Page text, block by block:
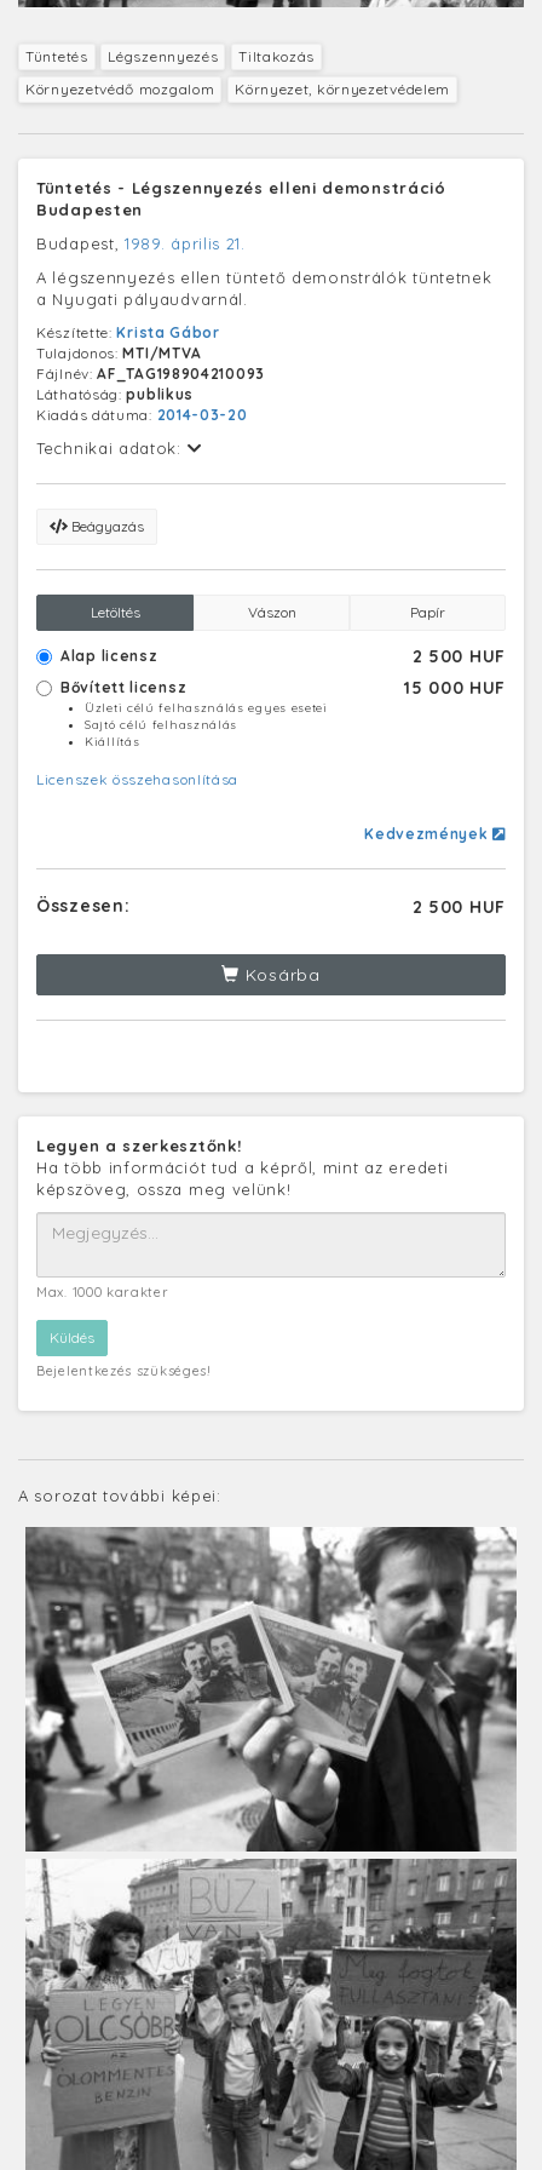
Tüntetés Légszennyezés
Tiltakozás
Környezetvédő mozgalom
Környezet, környezetvédelem
Tüntetés - Légszennyezés elleni demonstráció
Budapesten
Budapest, 1989. április 21.
A légszennyezés ellen tüntető demonstrálók tüntetnek
a Nyugati pályaudvarnál.
Készítette:Krista Gábor
Tulajdonos:MTI/MTVA
Fájlnév:AF_TAG198904210093
Láthatóság:publikus
Kiadás dátuma: 2014-03-20
Technikai adatok:
Beágyazás
Letöltés Vászon Papír
Alap licensz 2 500 HUF
Bővített licensz 15 000 HUF
Üzleti célú felhasználás egyes esetei
Sajtó célú felhasználás
Kiállítás
Licenszek összehasonlítása
Kedvezmények
Összesen: 2 500 HUF
Kosárba
Legyen a szerkesztőnk!
Ha több információt tud a képről, mint az eredeti
képszöveg, ossza meg velünk!
Max. 1000 karakter
Bejelentkezés szükséges!
A sorozat további képei: